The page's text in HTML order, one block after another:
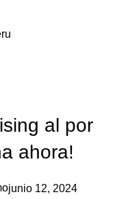
al por
ahora!
junio 12, 2024